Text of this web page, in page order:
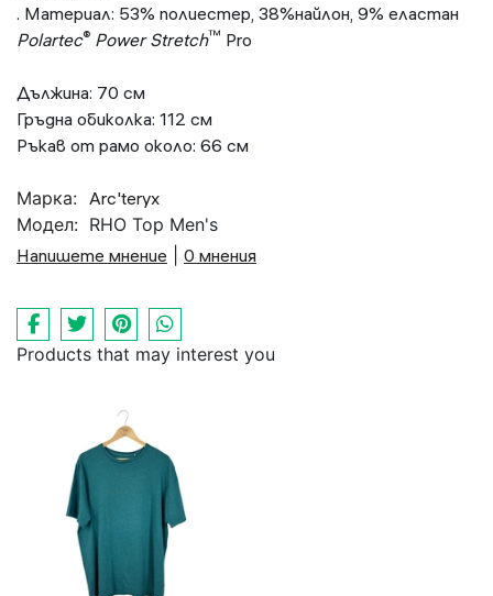
. Материал: 53% полиестер, 38%найлон, 9% еластан
Polartec® Power Stretch™ Pro
Дължина: 70 см
Гръдна обиколка: 112 см
Ръкав от рамо около: 66 см
Марка: Arc'teryx
Модел: RHO Top Men's
Напишете мнение
0 мнения
Products that may interest you